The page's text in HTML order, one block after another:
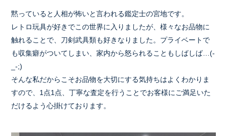
黙っていると人相が怖いと言われる鑑定士の宮地です。
レトロ玩具が好きでこの世界に入りましたが、様々なお品物に
触れることで、刀剣武具類も好きなりました。プライベートで
も収集癖がついてしまい、家内から怒られることもしばしば…(-
_-;)
そんな私だからこそお品物を大切にする気持ちはよくわかりま
すので、1点1点、丁寧な査定を行うことでお客様にご満足いた
だけるよう心掛けております。